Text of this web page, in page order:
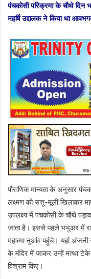
पंचकोसी परिक्रमा के चौथे दिन
महर्षि उद्दालक ने किया था
पौराणिक मान्यता के अनुसार
लक्ष्मण को सत्तू-मूली खिलाकर
उपलक्ष्य में पंचकोसी के चौथे
जाता है। इससे पहले भभुअर में
महात्मा नुआंव पहुंचे। यहां अंजनी
के मंदिर में जाकर उन्हें मत्था
विश्राम किए।